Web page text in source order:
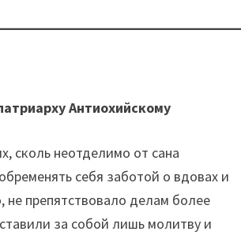
Антиохийскому
сколь неотделимо от сана
себя заботой о вдовах и
препятствовало делам более
за собой лишь молитву и